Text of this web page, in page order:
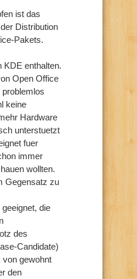
ist das
Distribution
Pakets.
KDE enthalten.
Open Office
keine
Hardware
unterstuetzt
fuer
immer
wollten.
Gegensatz zu
die
des
Candidate)
von gewohnt
den